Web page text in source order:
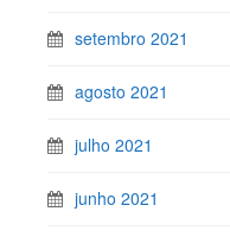
setembro 2021
agosto 2021
julho 2021
junho 2021